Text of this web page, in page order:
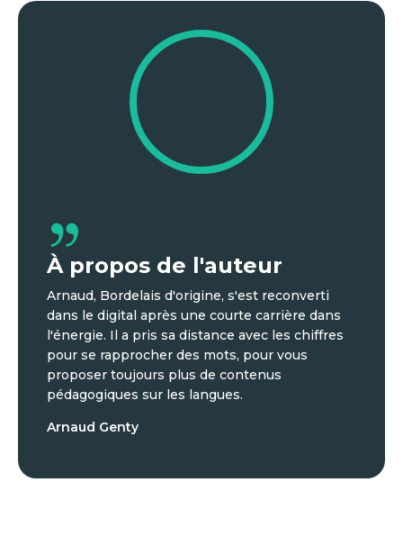
À propos de l'auteur
Arnaud, Bordelais d'origine, s'est reconverti
dans le digital après une courte carrière dans
l'énergie. Il a pris sa distance avec les chiffres
pour se rapprocher des mots, pour vous
proposer toujours plus de contenus
pédagogiques sur les langues.
Arnaud Genty